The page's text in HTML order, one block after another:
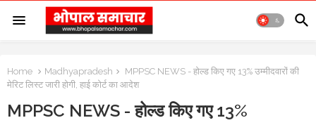
Home Madhyapradesh
MPPSC NEWS - होल्ड किए गए 13% उम्मीदवारों की
मेरिट लिस्ट जारी होगी, हाई कोर्ट का आदेश
MPPSC NEWS - होल्ड किए गए 13%